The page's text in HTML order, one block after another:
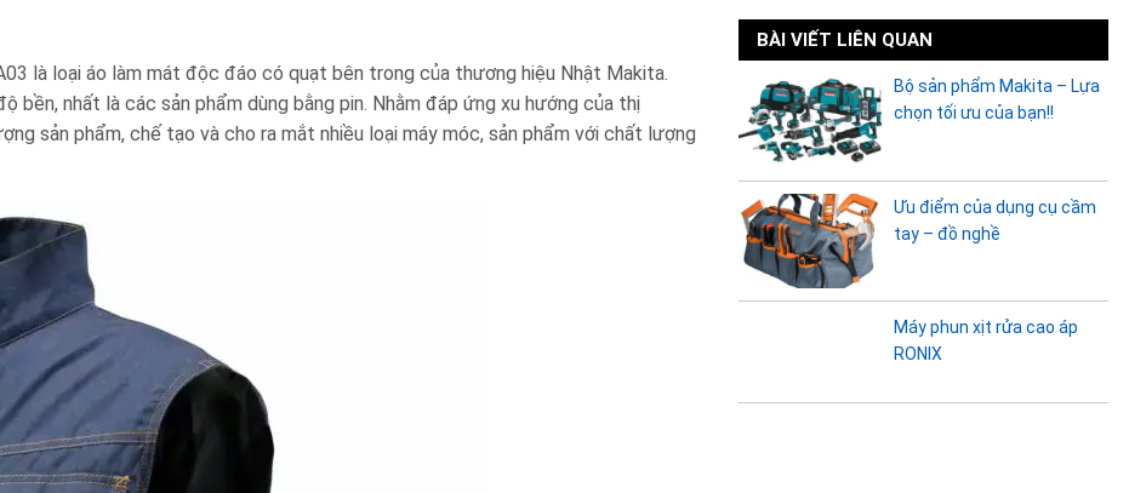
là loại áo làm mát độc đáo có quạt bên trong của thương hiệu Nhật Makita.
bền, nhất là các sản phẩm dùng bằng pin. Nhằm đáp ứng xu hướng của thị
sản phẩm, chế tạo và cho ra mắt nhiều loại máy móc, sản phẩm với chất lượng
BÀI VIẾT LIÊN QUAN
Bộ sản phẩm Makita – Lựa
chọn tối ưu của bạn!!
Ưu điểm của dụng cụ cầm
tay – đồ nghề
Máy phun xịt rửa cao áp
RONIX